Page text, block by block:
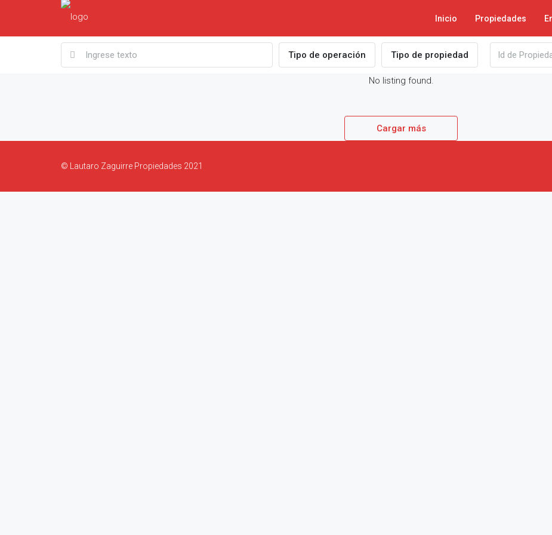
Inicio Propiedades
Tipo de operación Tipo de propiedad
No listing found.
Cargar más
© Lautaro Zaguirre Propiedades 2021